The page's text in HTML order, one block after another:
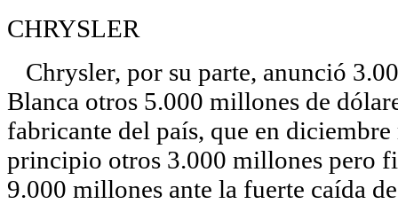
CHRYSLER
Chrysler, por su parte, anunció
Blanca otros 5.000 millones de
fabricante del país, que en
principio otros 3.000 millones pero
9.000 millones ante la fuerte caída